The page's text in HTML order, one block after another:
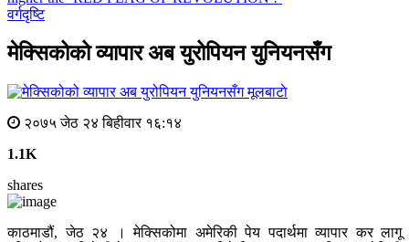
वर्गदृष्टि
मेक्सिकोको व्यापार अब युरोपियन युनियनसँग
मूलबाटाे
२०७५ जेठ २४ बिहीवार १६:१४
1.1K
shares
काठमाडौं, जेठ २४ । मेक्सिकोमा अमेरिकी पेय पदार्थमा व्यापार कर लागू